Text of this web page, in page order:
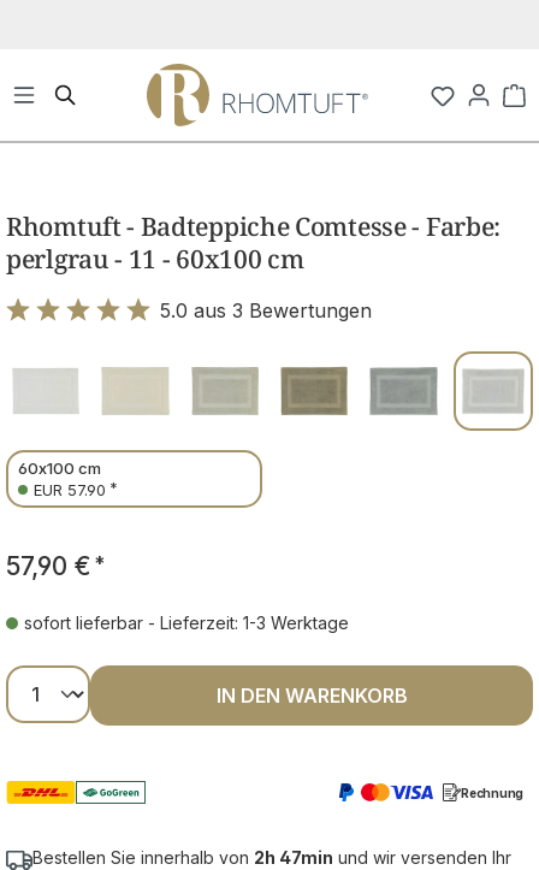
Rhomtuft - Badteppiche Comtesse - Farbe:
perlgrau - 11 - 60x100 cm
5.0 aus 3 Bewertungen
60x100 cm
EUR 57.90 *
57,90 € *
sofort lieferbar - Lieferzeit: 1-3 Werktage
Produkt Anzahl: Gib den gewünschten
IN DEN WARENKORB
Rechnung
Bestellen Sie innerhalb von 2h 47min und wir versenden Ihr